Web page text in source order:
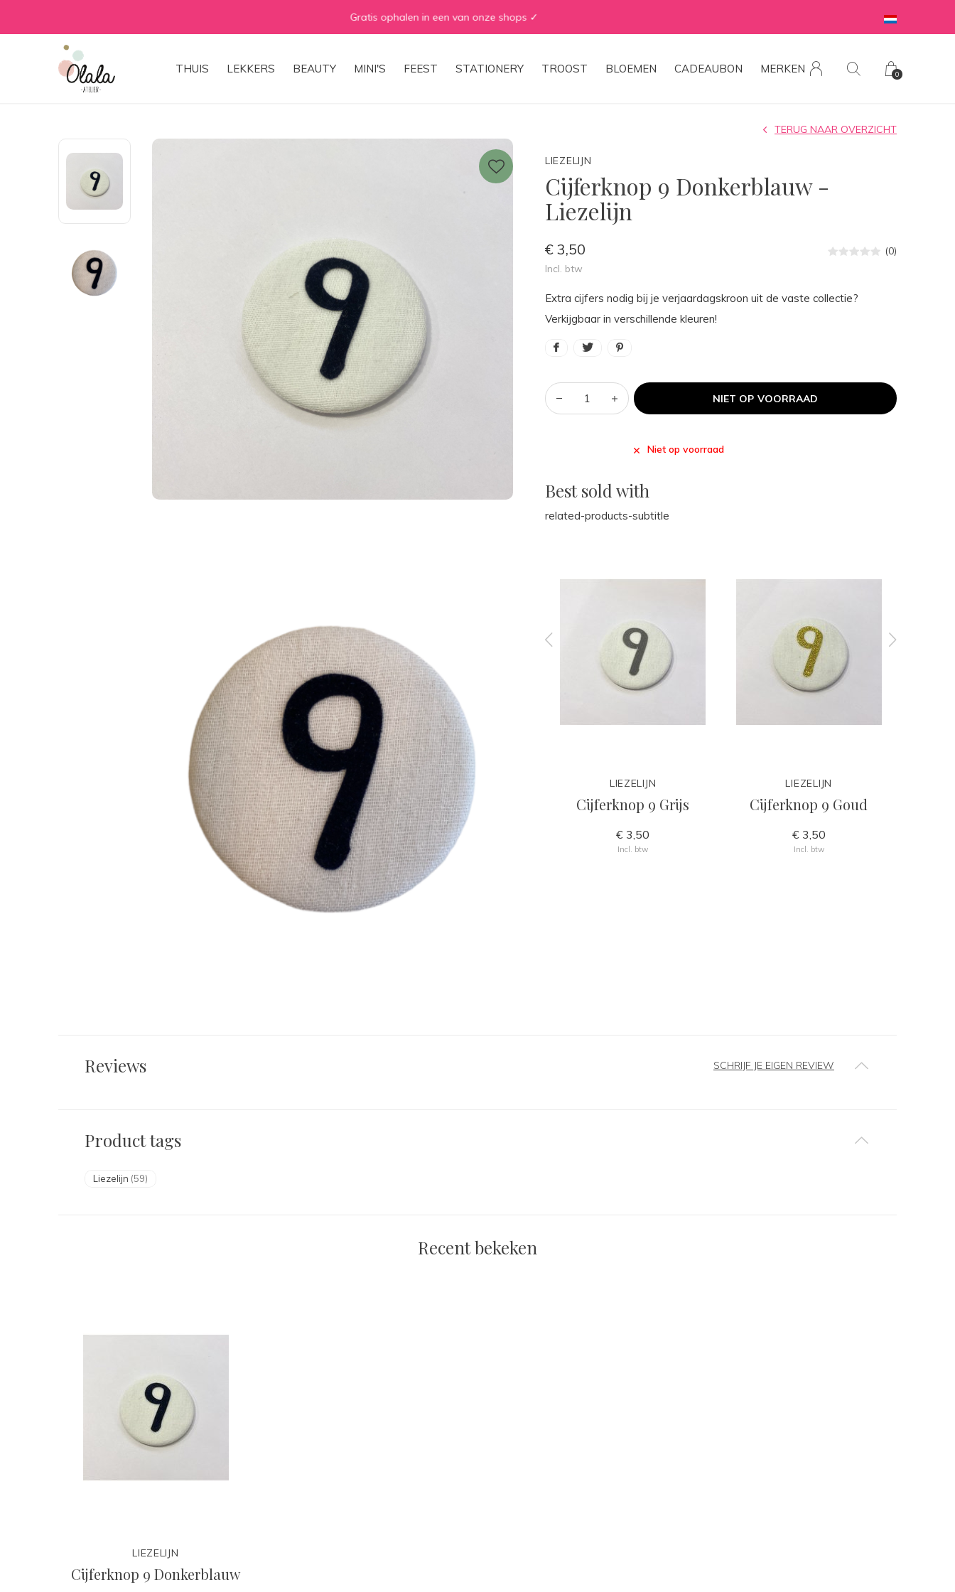
THUIS LEKKERS BEAUTY MINI'S FEEST STATIONERY TROOST BLOEMEN CADEAUBON MERKEN 0
WE ♡ TO REDUCE & RECYCLE
LIEZELIJN
Cijferknop 9 Donkerblauw -
Liezelijn
TERUG NAAR OVERZICHT
€ 3,50
Incl. btw
(0)
Extra cijfers nodig bij je verjaardagskroon uit de vaste collectie?
Verkijgbaar in verschillende kleuren!
NIET OP VOORRAAD
Niet op voorraad
Best sold with
related-products-subtitle
LIEZELIJN
Cijferknop 9 Goud
€ 3,50
Incl. btw
LIEZELIJN
Cijferknop 9 Groen
€ 3,50
Incl. btw
LIEZELIJN
Cijferknop 9 Grijs
€ 3,50
Incl. btw
LIEZELIJN
Cijferknop 9 Goud
€ 3,50
Incl. btw
Reviews SCHRIJF JE EIGEN REVIEW
Product tags
Liezelijn (59)
Recent bekeken
LIEZELIJN
Cijferknop 9 Donkerblauw